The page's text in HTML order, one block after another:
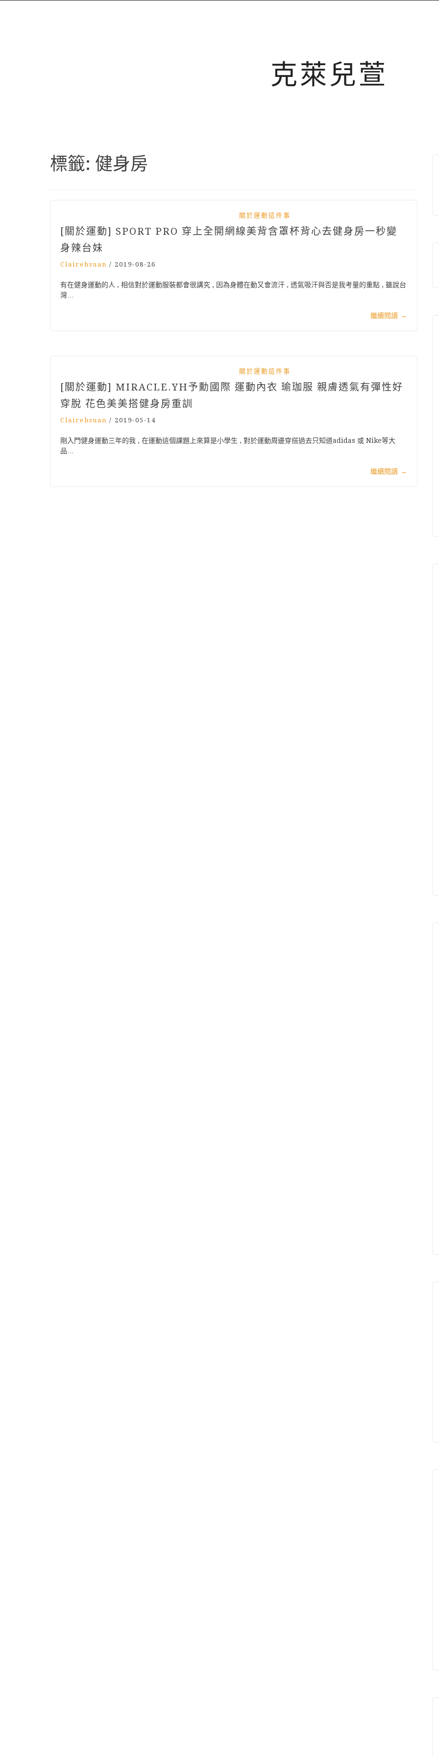
克萊兒萱
標籤: 健身房
關於運動這件事
[關於運動] SPORT PRO 穿上全開網線美背含罩杯背心去健身房一秒變
身辣台妹
Clairehsuan / 2019-08-26
有在健身運動的人 , 相信對於運動服裝都會很講究 , 因為身體在動又會流汗 , 透氣吸汗與否是我考量的重點 , 雖說台
灣…
繼續閱讀 →
關於運動這件事
[關於運動] MIRACLE.YH予勳國際 運動內衣 瑜珈服 親膚透氣有彈性好
穿脫 花色美美搭健身房重訓
Clairehsuan / 2019-05-14
剛入門健身運動三年的我 , 在運動這個課題上來算是小學生 , 對於運動周邊穿搭過去只知道adidas 或 Nike等大
品…
繼續閱讀 →